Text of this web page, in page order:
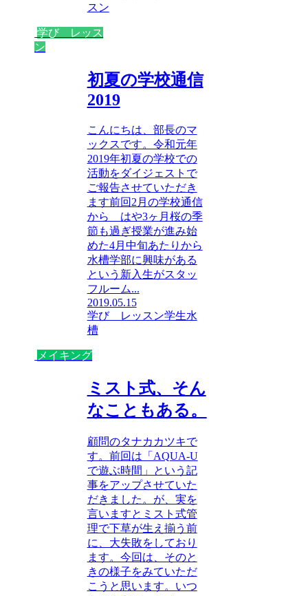
スン
学び レッス
ン
初夏の学校通信
2019
こんにちは、部長のマ
ックスです。令和元年
2019年初夏の学校での
活動をダイジェストで
ご報告させていただき
ます前回2月の学校通信
から はや3ヶ月​桜の季
節も過ぎ授業が進み始
めた4月中旬あたりから
水槽学部に興味がある
という新入生がスタッ
フルーム...
2019.05.15
学び レッスン学生水
槽
メイキング
ミスト式、そん
なこともある。
顧問のタナカカツキで
す。前回は「AQUA-U
で遊ぶ時間」という記
事をアップさせていた
だきました。が、実を
言いますとミスト式管
理で下草が生え揃う前
に、大失敗をしており
ます。今回は、そのと
きの様子をみていただ
こうと思います。いつ